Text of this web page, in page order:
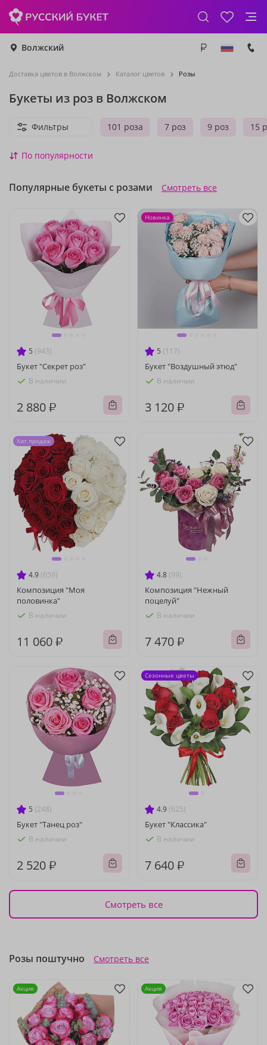
Волжский
Доставка цветов в Волжском Каталог цветов Розы
Букеты из роз в Волжском
101 роза 7 роз 9 роз 15
Фильтры
По популярности
Популярные букеты с розами Смотреть все
5 (943)
Букет "Секрет роз"
В наличии
2 880 ₽
5 (117)
Букет "Воздушный этюд"
В наличии
3 120 ₽
Новинка
4.9 (659)
Композиция "Моя
половинка"
В наличии
11 060 ₽
Хит продаж
4.8 (99)
Композиция "Нежный
поцелуй"
В наличии
7 470 ₽
5 (248)
Букет "Танец роз"
В наличии
2 520 ₽
4.9 (625)
Букет "Классика"
В наличии
7 640 ₽
Сезонные цветы
Смотреть все
Розы поштучно Смотреть все
Акция Акция